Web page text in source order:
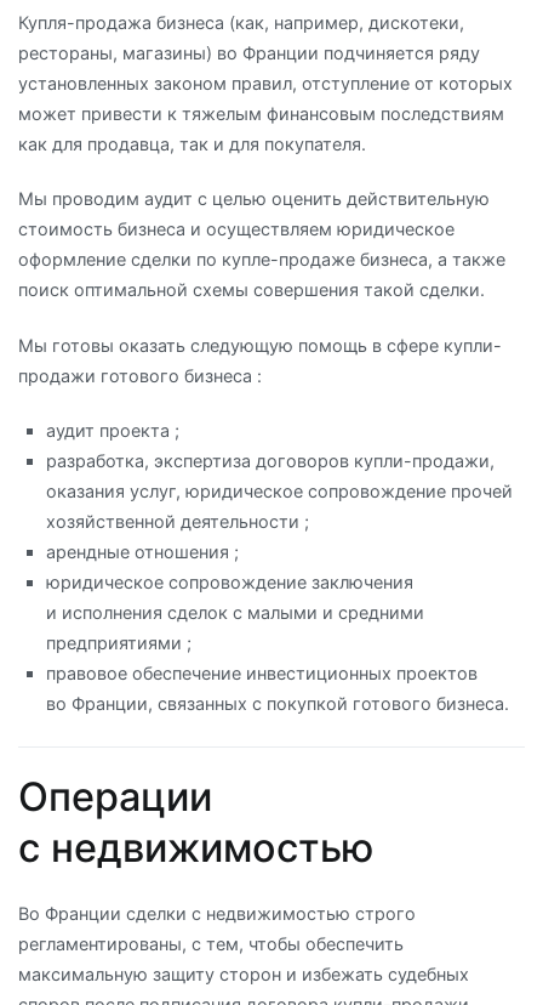
Купля-продажа бизнеса (как, например, дискотеки,
рестораны, магазины) во Франции подчиняется ряду
установленных законом правил, отступление от которых
может привести к тяжелым финансовым последствиям
как для продавца, так и для покупателя.
Мы проводим аудит с целью оценить действительную
стоимость бизнеса и осуществляем юридическое
оформление сделки по купле-продаже бизнеса, а также
поиск оптимальной схемы совершения такой сделки.
Мы готовы оказать следующую помощь в сфере купли-
продажи готового бизнеса :
аудит проекта ;
разработка, экспертиза договоров купли-продажи,
оказания услуг, юридическое сопровождение прочей
хозяйственной деятельности ;
арендные отношения ;
юридическое сопровождение заключения
и исполнения сделок с малыми и средними
предприятиями ;
правовое обеспечение инвестиционных проектов
во Франции, связанных с покупкой готового бизнеса.
Операции
с недвижимостью
Во Франции сделки с недвижимостью строго
регламентированы, с тем, чтобы обеспечить
максимальную защиту сторон и избежать судебных